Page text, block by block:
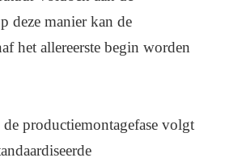
deze manier kan de
het allereerste begin worden
productiemontagefase volgt